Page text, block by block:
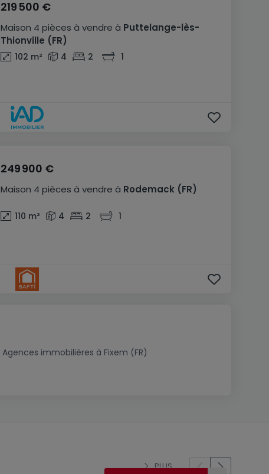
Maison 4 pièces à vendre à Puttelange-lès-
Thionville (FR)
219 500 €
102 m² 4 2 1
Maison 4 pièces à vendre à Rodemack(FR)
249 900 €
110 m² 4 2 1
Agences immobilières à Fixem (FR)
PLUS